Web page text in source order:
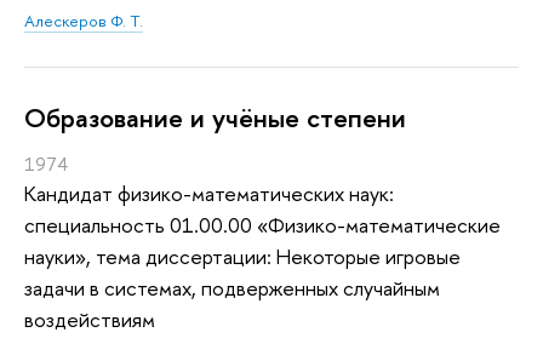
Алескеров Ф. Т.
Oбразование и учёные степени
1974
Кандидат физико-математических наук:
специальность 01.00.00 «Физико-математические
науки», тема диссертации: Некоторые игровые
задачи в системах, подверженных случайным
воздействиям